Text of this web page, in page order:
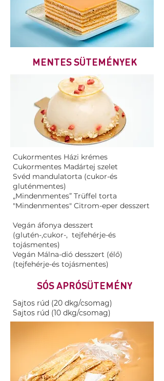
MENTES SÜTEMÉNYEK
Cukormentes Házi krémes
Cukormentes Madártej szelet
Svéd mandulatorta (cukor-és
gluténmentes)
​„Mindenmentes” Trüffel torta
"Mindenmentes" Citrom-eper desszert
Vegán áfonya desszert
(glutén-,cukor-, tejfehérje-és
tojásmentes)
Vegán Málna-dió desszert (élő)
(tejfehérje-és tojásmentes)
SÓS APRÓSÜTEMÉNY
Sajtos rúd (20 dkg/csomag)
Sajtos rúd (10 dkg/csomag)